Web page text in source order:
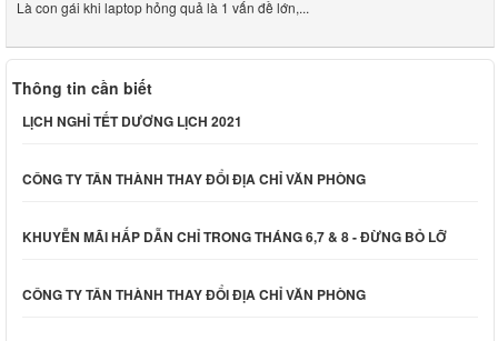
Là con gái khi laptop hỏng quả là 1 vấn đề lớn,...
Thông tin cần biết
LỊCH NGHỈ TẾT DƯƠNG LỊCH 2021
CÔNG TY TÂN THÀNH THAY ĐỔI ĐỊA CHỈ VĂN PHÒNG
KHUYỄN MÃI HẤP DẪN CHỈ TRONG THÁNG 6,7 & 8 - ĐỪNG BỎ LỠ
CÔNG TY TÂN THÀNH THAY ĐỔI ĐỊA CHỈ VĂN PHÒNG